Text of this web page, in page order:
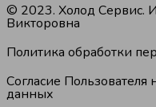
© 2023. Холод Сервис.
Викторовна
Политика обработки
Согласие Пользователя
данных